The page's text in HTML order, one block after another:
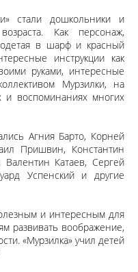
стали дошкольники и
Как персонаж,
одетая в шарф и красный
инструкции как
руками, интересные
Мурзилки, на
и воспоминаниях многих
Агния Барто, Корней
Пришвин, Константин
Валентин Катаев, Сергей
Успенский и другие
и интересным для
развивать воображение,
«Мурзилка» учил детей